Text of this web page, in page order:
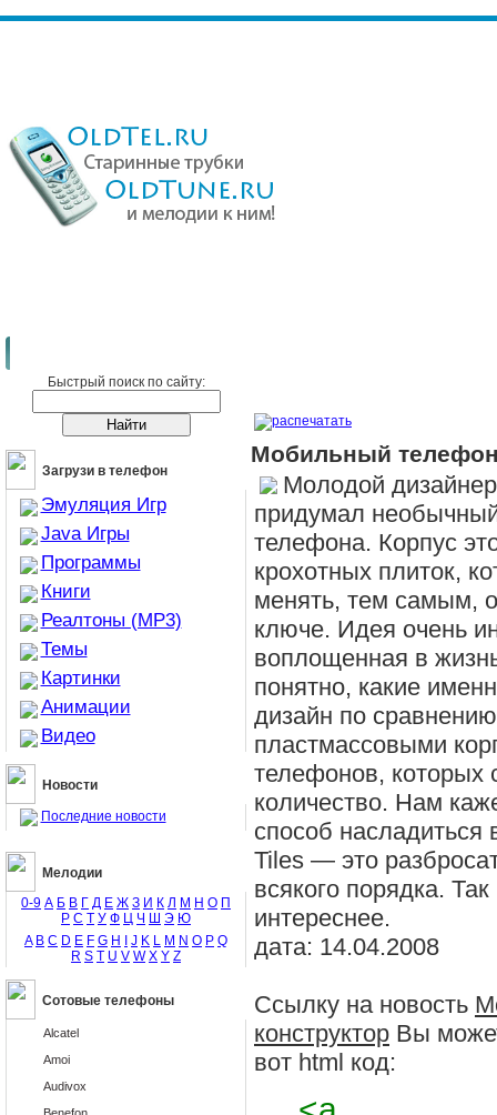
Быстрый поиск по сайту:
Загрузи в телефон
Эмуляция Игр
Java Игры
Программы
Книги
Реалтоны (MP3)
Темы
Картинки
Анимации
Видео
Новости
Последние новости
Мелодии
0-9 А Б В Г Д Е Ж З И К Л М Н О П
Р С Т У Ф Ц Ч Ш Э Ю
A B C D E F G H J K L M N O P Q
R S T U V W X Y Z
Сотовые телефоны
Alcatel
Amoi
Audivox
распечатать
Мобильный
Молодой
придумал
телефона. Корпус
крохотных плиток,
менять, тем самым,
ключе. Идея очень
воплощенная в
понятно, какие
дизайн по
пластмассовыми
телефонов, которых
количество. Нам
способ
Tiles — это
всякого порядка.
интереснее.
дата: 14.04.2008
Ссылку на новость
конструктор Вы
вот html код: